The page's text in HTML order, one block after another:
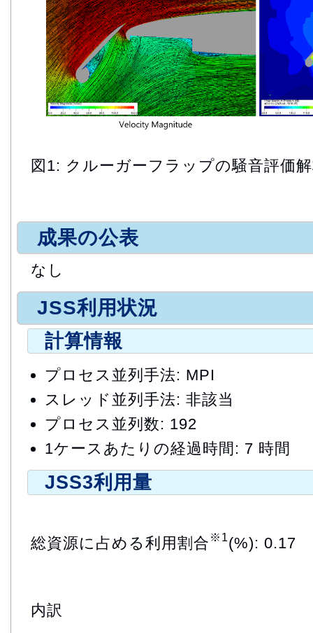
図1: クルーガーフラップの騒音評価
成果の公表
なし
JSS利用状況
計算情報
プロセス並列手法: MPI
スレッド並列手法: 非該当
プロセス並列数: 192
1ケースあたりの経過時間: 7 時間
JSS3利用量
総資源に占める利用割合 ※1(%): 0.17
内訳